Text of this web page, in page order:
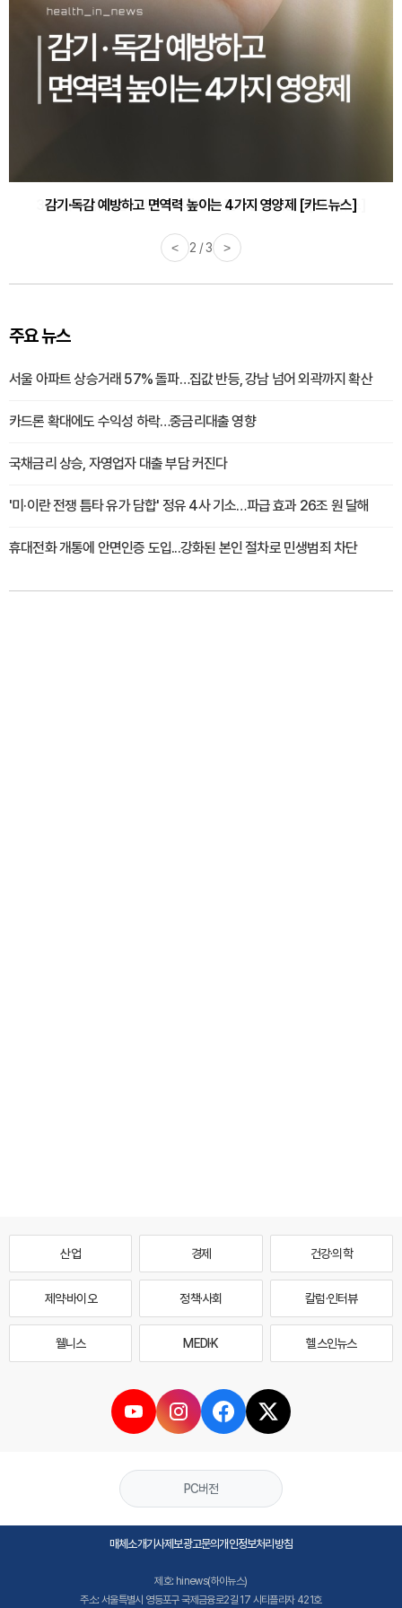
감기·독감 예방하고 면역력 높이는 4가지 영양제 [카드뉴스]
< 3 / 3 >
주요 뉴스
서울 아파트 상승거래 57% 돌파…집값 반등, 강남 넘어 외곽까지 확산
카드론 확대에도 수익성 하락…중금리대출 영향
국채금리 상승, 자영업자 대출 부담 커진다
'미·이란 전쟁 틈타 유가 담합' 정유 4사 기소…파급 효과 26조 원 달해
휴대전화 개통에 안면인증 도입...강화된 본인 절차로 민생범죄 차단
산업 경제 건강·의학
제약·바이오 정책·사회 칼럼·인터뷰
웰니스 MEDI·K 헬스인뉴스
PC버전
매체소개기사제보광고문의개인정보처리방침
제호: hinews(하이뉴스)
주소: 서울특별시 영등포구 국제금융로2길 17 시티플라자 421호